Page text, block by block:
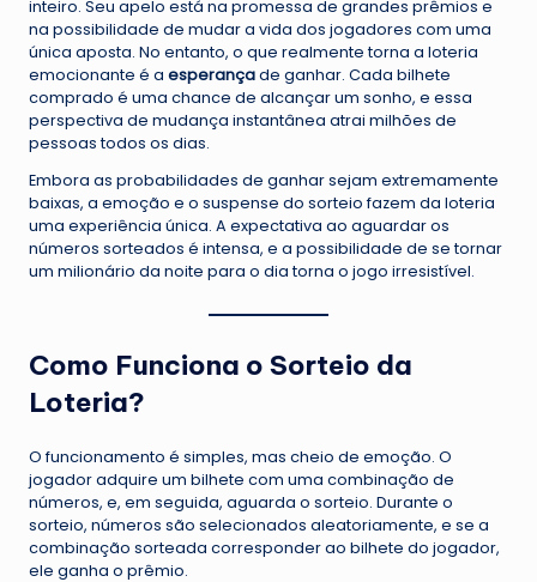
inteiro. Seu apelo está na promessa de grandes prêmios e
na possibilidade de mudar a vida dos jogadores com uma
única aposta. No entanto, o que realmente torna a loteria
emocionante é a esperançade ganhar. Cada bilhete
comprado é uma chance de alcançar um sonho, e essa
perspectiva de mudança instantânea atrai milhões de
pessoas todos os dias.
Embora as probabilidades de ganhar sejam extremamente
baixas, a emoção e o suspense do sorteio fazem da loteria
uma experiência única. A expectativa ao aguardar os
números sorteados é intensa, e a possibilidade de se tornar
um milionário da noite para o dia torna o jogo irresistível.
Como Funciona o Sorteio da
Loteria?
O funcionamento é simples, mas cheio de emoção. O
jogador adquire um bilhete com uma combinação de
números, e, em seguida, aguarda o sorteio. Durante o
sorteio, números são selecionados aleatoriamente, e se a
combinação sorteada corresponder ao bilhete do jogador,
ele ganha o prêmio.